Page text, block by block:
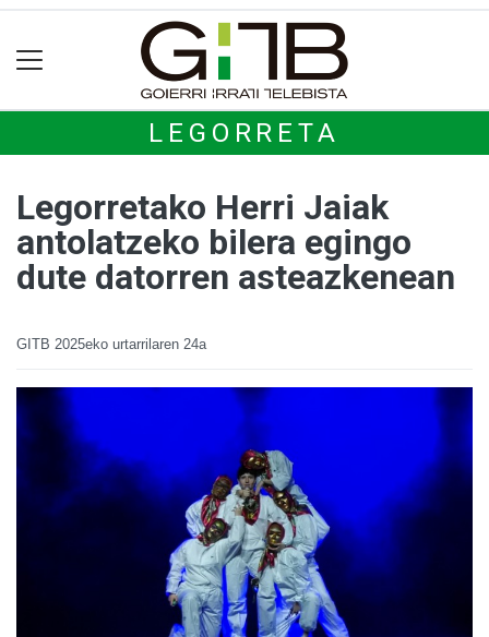
LEGORRETA
Legorretako Herri Jaiak
antolatzeko bilera egingo
dute datorren asteazkenean
GITB 2025eko urtarrilaren 24a